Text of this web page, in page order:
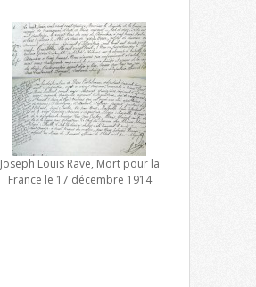
Joseph Louis Rave, Mort pour la
France le 17 décembre 1914